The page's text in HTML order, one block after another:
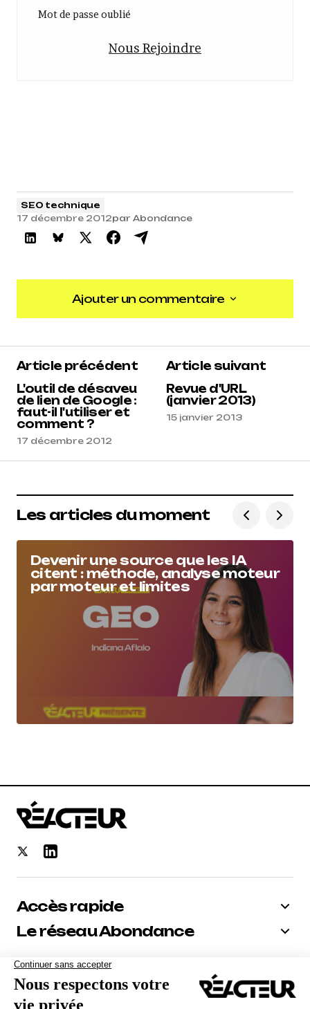
Mot de passe oublié
Nous Rejoindre
SEO technique
17 décembre 2012par Abondance
Ajouter un commentaire
Ajouter un commentaire
Article précédent
L'outil de désaveu
de lien de Google :
faut-il l'utiliser et
comment ?
17 décembre 2012
Article suivant
Revue d'URL
(janvier 2013)
15 janvier 2013
Les articles du moment
Devenir une source que les IA
citent : méthode, analyse moteur
par moteur et limites
Accès rapide
Le réseau Abondance
Bénéficiez de -10% sur tous nos
abonnements